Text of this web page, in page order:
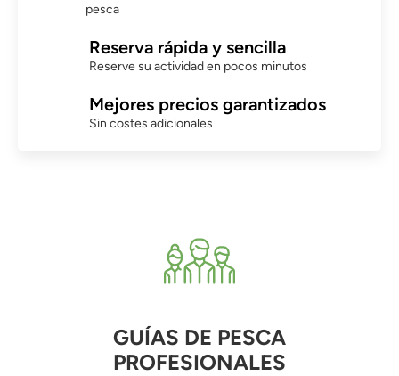
pesca
Reserva rápida y sencilla
Reserve su actividad en pocos minutos
Mejores precios garantizados
Sin costes adicionales
GUÍAS DE PESCA
PROFESIONALES